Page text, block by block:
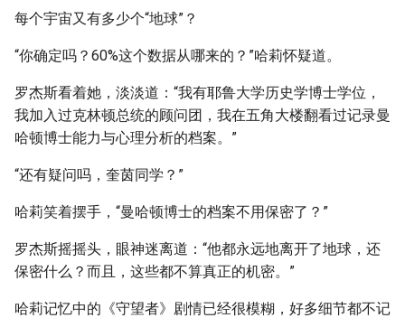
每个宇宙又有多少个“地球”？
“你确定吗？60%这个数据从哪来的？”哈莉怀疑道。
罗杰斯看着她，淡淡道：“我有耶鲁大学历史学博士学位，
我加入过克林顿总统的顾问团，我在五角大楼翻看过记录曼
哈顿博士能力与心理分析的档案。”
“还有疑问吗，奎茵同学？”
哈莉笑着摆手，“曼哈顿博士的档案不用保密了？”
罗杰斯摇摇头，眼神迷离道：“他都永远地离开了地球，还
保密什么？而且，这些都不算真正的机密。”
哈莉记忆中的《守望者》剧情已经很模糊，好多细节都不记